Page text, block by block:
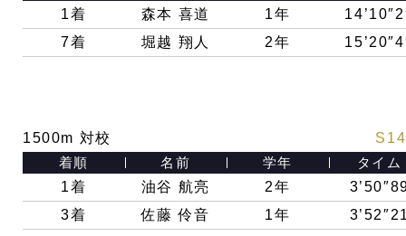
1着
森本 喜道 1年
7着
堀越 翔人 2年
1500m 対校
着順
名前 学年
タイム
1着
油谷 航亮 2年
3着
佐藤 伶音 1年